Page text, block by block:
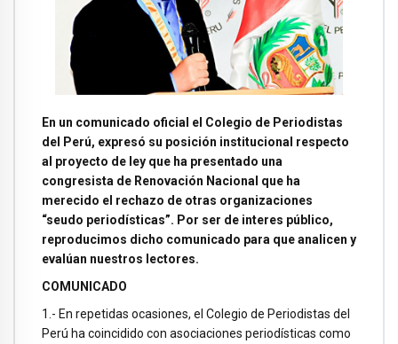
En un comunicado oficial el Colegio de Periodistas
del Perú, expresó su posición institucional respecto
al proyecto de ley que ha presentado una
congresista de Renovación Nacional que ha
merecido el rechazo de otras organizaciones
“seudo periodísticas”. Por ser de interes público,
reproducimos dicho comunicado para que analicen y
evalúan nuestros lectores.
COMUNICADO
1.- En repetidas ocasiones, el Colegio de Periodistas del
Perú ha coincidido con asociaciones periodísticas como